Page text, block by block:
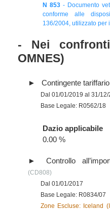
N 853 - Documento
conforme alle
136/2004, utilizzato per
- Nei
OMNES)
Contingente
Dal 01/01/2019 al 31/12/
Base Legale: R0562/18
Dazio applicabile
0.00 %
Controllo
(CD808)
Dal 01/01/2017
Base Legale: R0834/07
Zone Escluse: Iceland